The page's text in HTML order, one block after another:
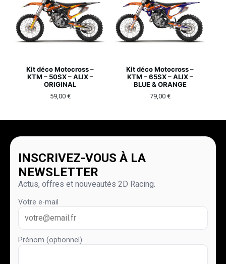
Kit déco Motocross –
KTM – 50SX – ALIX –
ORIGINAL
59,00 €
Kit déco Motocross –
KTM – 65SX – ALIX –
BLUE & ORANGE
79,00 €
INSCRIVEZ-VOUS À LA
NEWSLETTER
Actus, offres et nouveautés 2D Racing.
Votre e-mail
Prénom (optionnel)